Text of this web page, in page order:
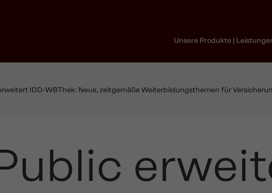
Unsere Produkte |
IDD-WBThek: Neue, zeitgemäße Weiterbildungsthemen für